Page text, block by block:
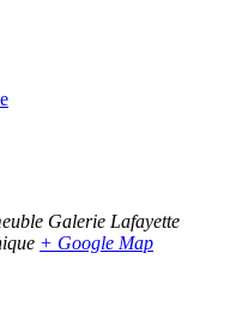
Galerie Lafayette
+ Google Map